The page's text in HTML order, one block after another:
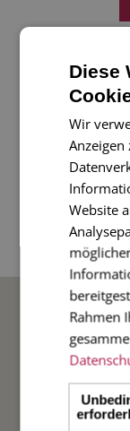
Eine
Serie mit
Oder
4-seitige
11 cm, mit
BELIEBTE
Hochzeit
Diese
Wir
Website
Rahmen